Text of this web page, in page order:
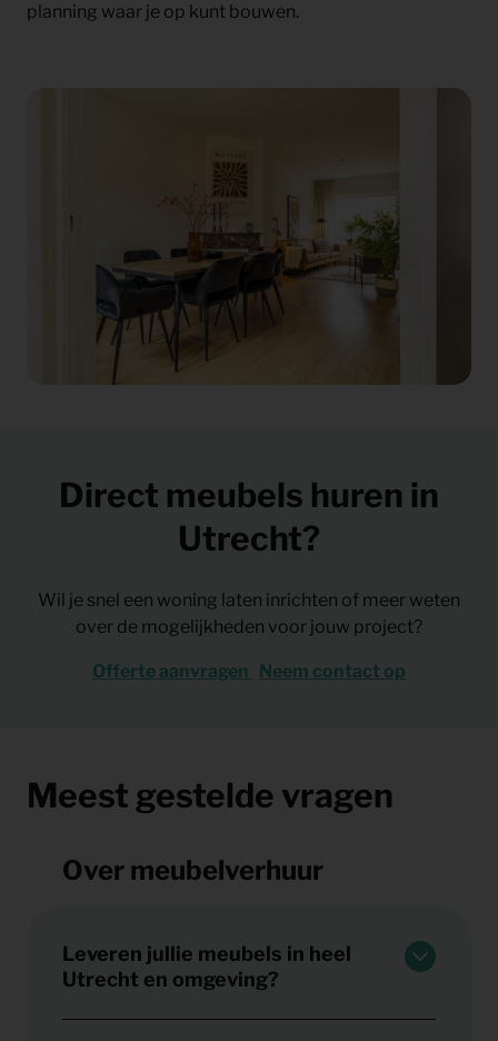
planning waar je op kunt bouwen.
Direct meubels huren in
Utrecht?
Wil je snel een woning laten inrichten of meer weten
over de mogelijkheden voor jouw project?
Offerte aanvragen Neem contact op
Meest gestelde vragen
Over meubelverhuur
Leveren jullie meubels in heel
Utrecht en omgeving?